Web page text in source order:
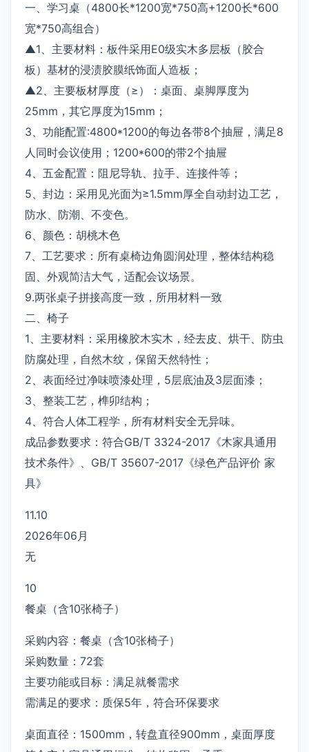
一、学习桌（4800长*1200宽*750高+1200长*600
宽*750高组合）
▲1、主要材料：板件采用E0级实木多层板（胶合
板）基材的浸渍胶膜纸饰面人造板；
▲2、主要板材厚度（≥）：桌面、桌脚厚度为
25mm，其它厚度为15mm；
3、功能配置:4800*1200的每边各带8个抽屉，满足8
人同时会议使用；1200*600的带2个抽屉
4、五金配置：阻尼导轨、拉手、连接件等；
5、封边：采用见光面为≥1.5mm厚全自动封边工艺，
防水、防潮、不变色。
6、颜色：胡桃木色
7、工艺要求：所有桌椅边角圆润处理，整体结构稳
固、外观简洁大气，适配会议场景。
9.两张桌子拼接高度一致，所用材料一致
二、椅子
1、主要材料：采用橡胶木实木，经去皮、烘干、防虫
防腐处理，自然木纹，保留天然特性；
2、表面经过净味喷漆处理，5层底油及3层面漆；
3、整装工艺，榫卯结构；
4、符合人体工程学，所有材料安全无异味。
成品参数要求：符合GB/T 3324-2017《木家具通用
技术条件》、GB/T 35607-2017《绿色产品评价 家
具》
11.10
2026年06月
无
10
餐桌（含10张椅子）
采购内容：餐桌（含10张椅子）
采购数量：72套
主要功能或目标：满足就餐需求
需满足的要求：质保5年，符合环保要求
桌面直径：1500mm，转盘直径900mm，桌面厚度